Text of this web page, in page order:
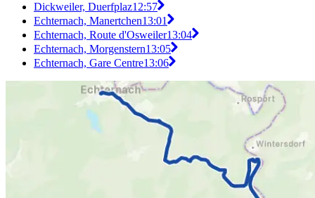
Dickweiler, Duerfplaz12:57
Echternach, Manertchen13:01
Echternach, Route d'Osweiler13:04
Echternach, Morgenstern13:05
Echternach, Gare Centre13:06